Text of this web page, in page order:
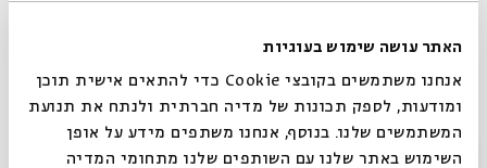
האתר עושה שימוש בעוגיות
אנחנו משתמשים בקובצי Cookie כדי להתאים אישית תוכן
ומודעות, לספק תכונות של מדיה חברתית ולנתח את תנועת
המשתמשים שלנו. בנוסף, אנחנו משתפים מידע על אופן
השימוש באתר שלנו עם השותפים שלנו מתחומי המדיה
סגור